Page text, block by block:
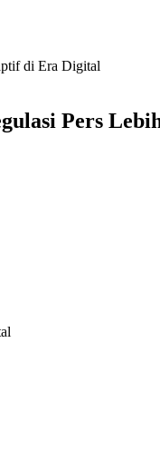
di Era Digital
Pers